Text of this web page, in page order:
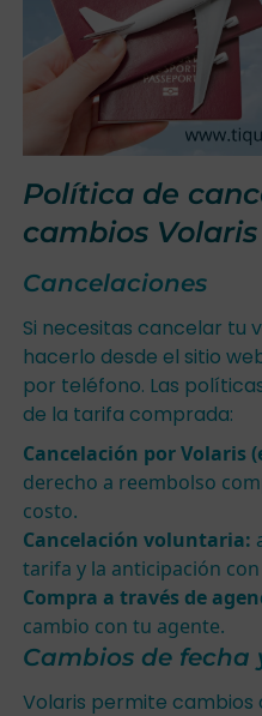
Política de
cambios Volaris
Cancelaciones
Si necesitas cancelar tu
hacerlo desde el sitio
por teléfono. Las
de la tarifa comprada:
Cancelación por Volaris
derecho a reembolso
costo.
Cancelación voluntaria:
tarifa y la anticipación con
Compra a través de
cambio con tu agente.
Cambios de fecha
Volaris permite cambios